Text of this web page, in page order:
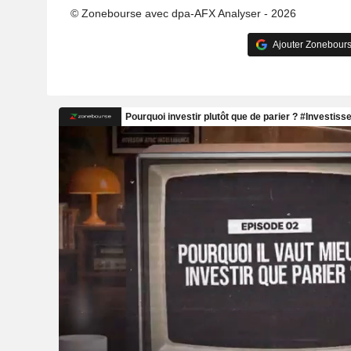
© Zonebourse avec dpa-AFX Analyser - 2026
Ajouter